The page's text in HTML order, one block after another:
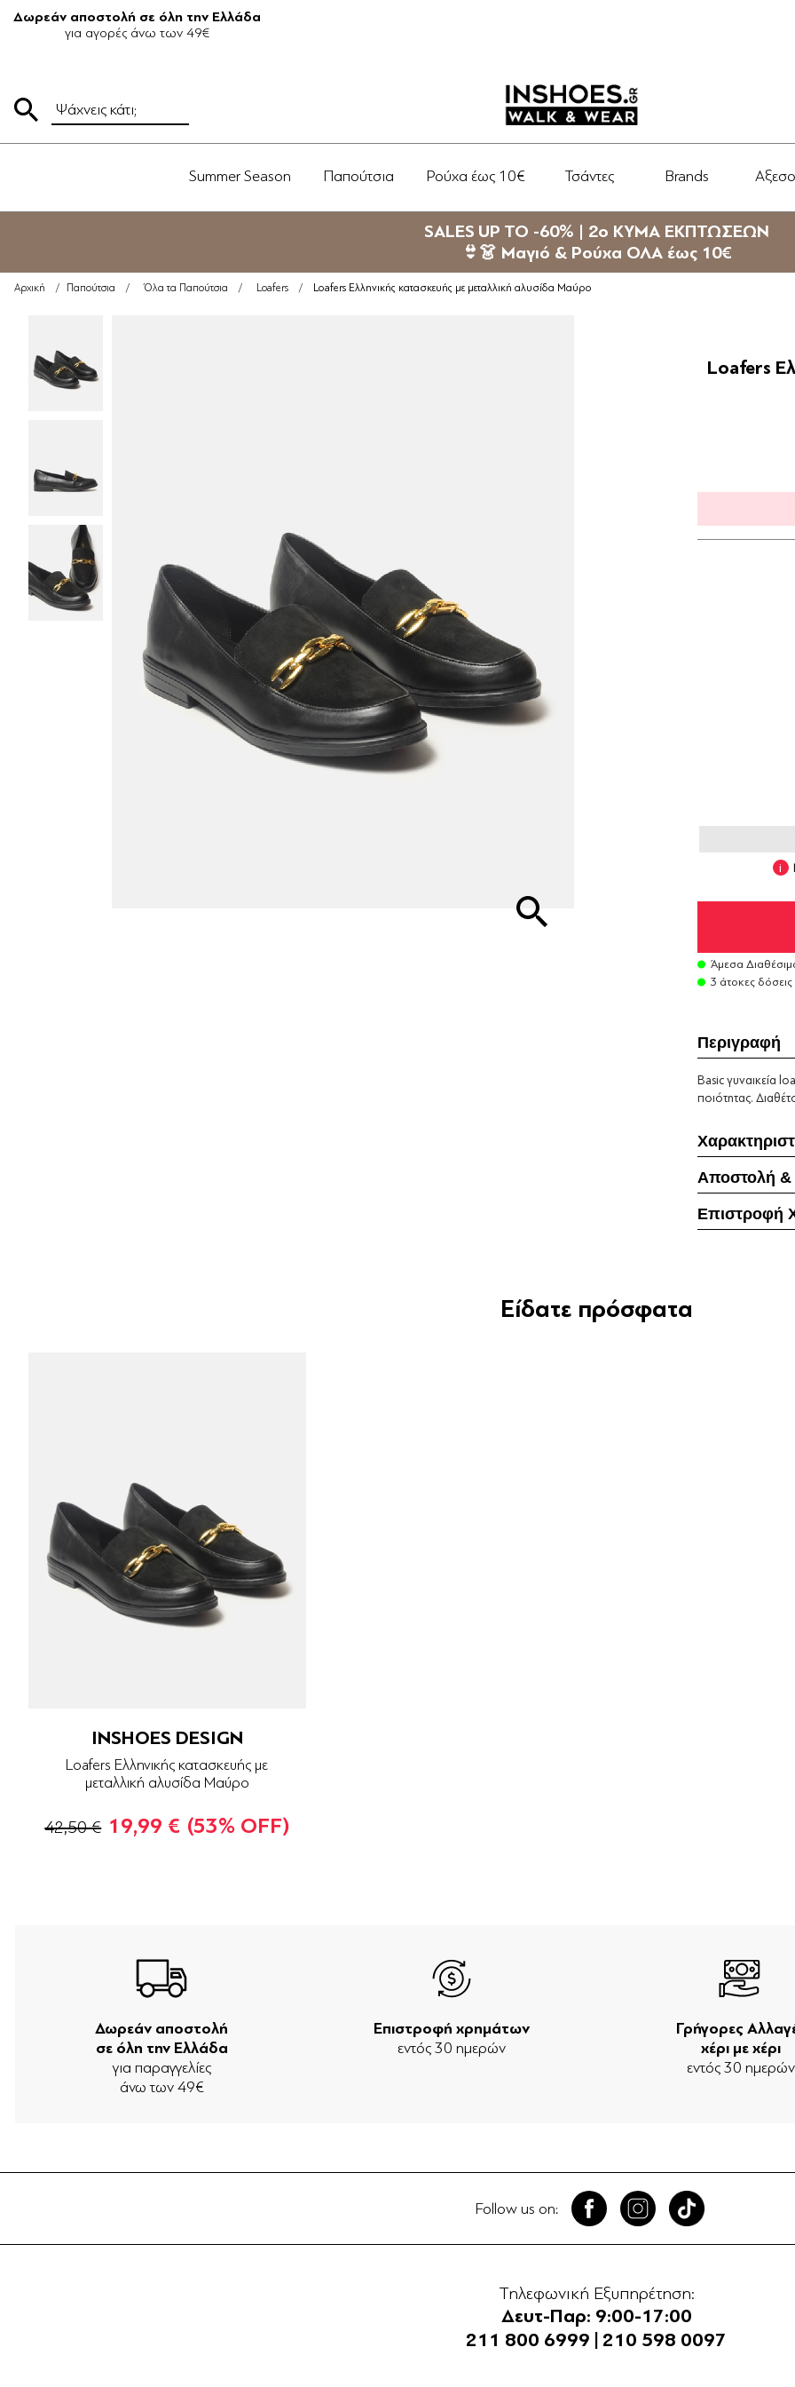
Δωρεάν αποστολή σε όλη την Ελλάδα
για αγορές άνω των 49€
Summer Season Παπούτσια Ρούχα έως 10€ Τσάντες Brands
SALES UP TO -60% | 2ο ΚΥΜΑ ΕΚΠΤΩΣΕΩΝ
👙👗 Μαγιό & Ρούχα ΟΛΑ έως 10€
Αρχική / Παπούτσια / Όλα τα Παπούτσια / Loafers / Loafers Ελληνικής κατασκευής με μεταλλική αλυσίδα Μαύρο
Loafers
Άμεσα
3 άτοκες
Περιγραφή
Βasic γυναικεία
ποιότητας.
Αποστολή
Επιστροφή
Είδατε πρόσφατα
INSHOES DESIGN
Loafers Ελληνικής κατασκευής με
μεταλλική αλυσίδα Μαύρο
42,50 € 19,99 € (53% OFF)
Δωρεάν αποστολή
σε όλη την Ελλάδα
για παραγγελίες
άνω των 49€
Επιστροφή χρημάτων
εντός 30 ημερών
Γρήγορες
χέρι με χέρι
εντός 30 ημερών
Follow us on:
Τηλεφωνική Εξυπηρέτηση:
Δευτ-Παρ: 9:00-17:00
211 800 6999
210 598 0097